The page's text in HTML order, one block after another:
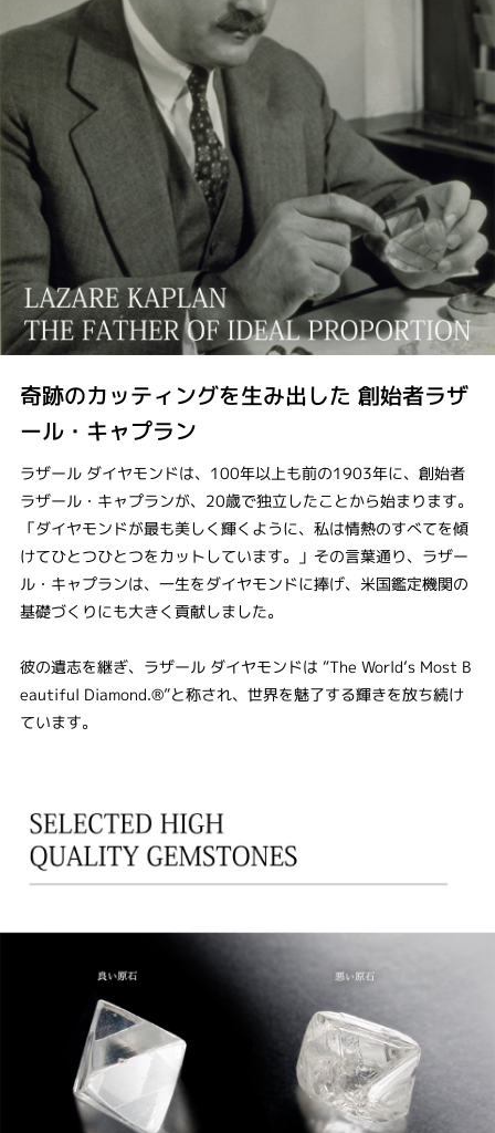
奇跡のカッティングを生み出した 創始者ラザ
ール・キャプラン
ラザール ダイヤモンドは、100年以上も前の1903年に、創始者
ラザール・キャプランが、20歳で独立したことから始まります。
「ダイヤモンドが最も美しく輝くように、私は情熱のすべてを傾
けてひとつひとつをカットしています。」その言葉通り、ラザー
ル・キャプランは、一生をダイヤモンドに捧げ、米国鑑定機関の
基礎づくりにも大きく貢献しました。
彼の遺志を継ぎ、ラザール ダイヤモンドは “The World‘s Most B
eautiful Diamond.®”と称され、世界を魅了する輝きを放ち続け
ています。